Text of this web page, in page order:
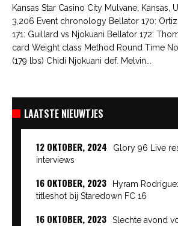
Kansas Star Casino City Mulvane, Kansas,
3,206 Event chronology Bellator 170:
171: Guillard vs Njokuani Bellator 172:
card Weight class Method Round Time
(179 lbs) Chidi Njokuani def. Melvin...
LAATSTE NIEUWTJES
12 OKTOBER, 2024
Glory 96 Live
interviews
16 OKTOBER, 2023
Hyram
titleshot bij Staredown FC 16
16 OKTOBER, 2023
Slechte avond